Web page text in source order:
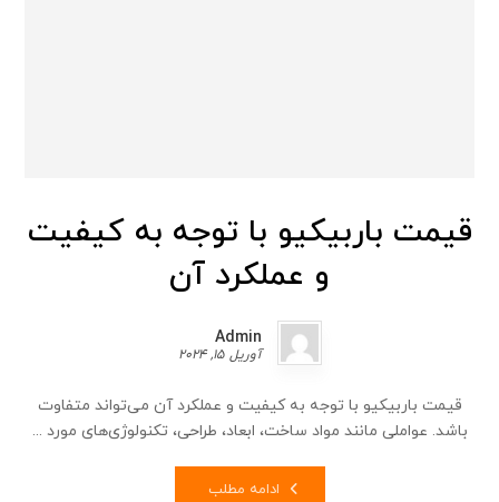
قیمت باربیکیو با توجه به کیفیت
و عملکرد آن
Admin
آوریل 15, 2024
قیمت باربیکیو با توجه به کیفیت و عملکرد آن می‌تواند متفاوت
باشد. عواملی مانند مواد ساخت، ابعاد، طراحی، تکنولوژی‌های مورد ...
ادامه مطلب